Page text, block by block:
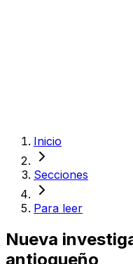
Inicio
Secciones
Para leer
Nueva
antioqueño